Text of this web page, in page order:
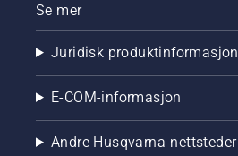
Se mer
Juridisk produktinformasjon
E-COM-informasjon
Andre Husqvarna-nettsteder